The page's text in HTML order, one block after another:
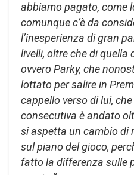
abbiamo pagato, come
comunque c’è da
l’inesperienza di gran
livelli, oltre che di quella
ovvero Parky, che
lottato per salire in
cappello verso di lui,
consecutiva è andato
si aspetta un cambio di
sul piano del gioco,
fatto la differenza sulle